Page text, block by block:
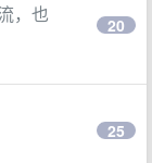
，也
20
25